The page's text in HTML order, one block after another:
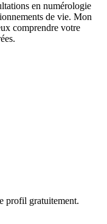
en numérologie
de vie. Mon
comprendre votre
profil gratuitement.